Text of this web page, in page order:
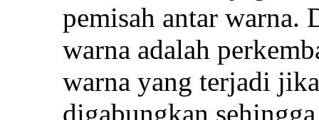
pemisah antar warna.
warna adalah
warna yang terjadi
digabungkan